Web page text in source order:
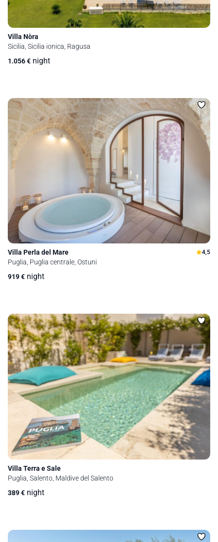
Villa Nòra
Sicilia, Sicilia ionica, Ragusa
1.056€ night
Villa Perla del Mare 4,5
Puglia, Puglia centrale, Ostuni
919€ night
Villa Terra e Sale
Puglia, Salento, Maldive del Salento
389€ night